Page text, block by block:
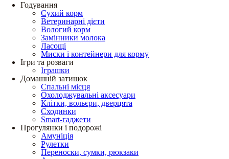
Годування
Сухий корм
Ветеринарні дієти
Вологий корм
Замінники молока
Ласощі
Миски і контейнери для корму
Ігри та розваги
Іграшки
Домашній затишок
Спальні місця
Охолоджувальні аксесуари
Клітки, вольєри, дверцята
Сходинки
Smart-гаджети
Прогулянки і подорожі
Амуніція
Рулетки
Переноски, сумки, рюкзаки